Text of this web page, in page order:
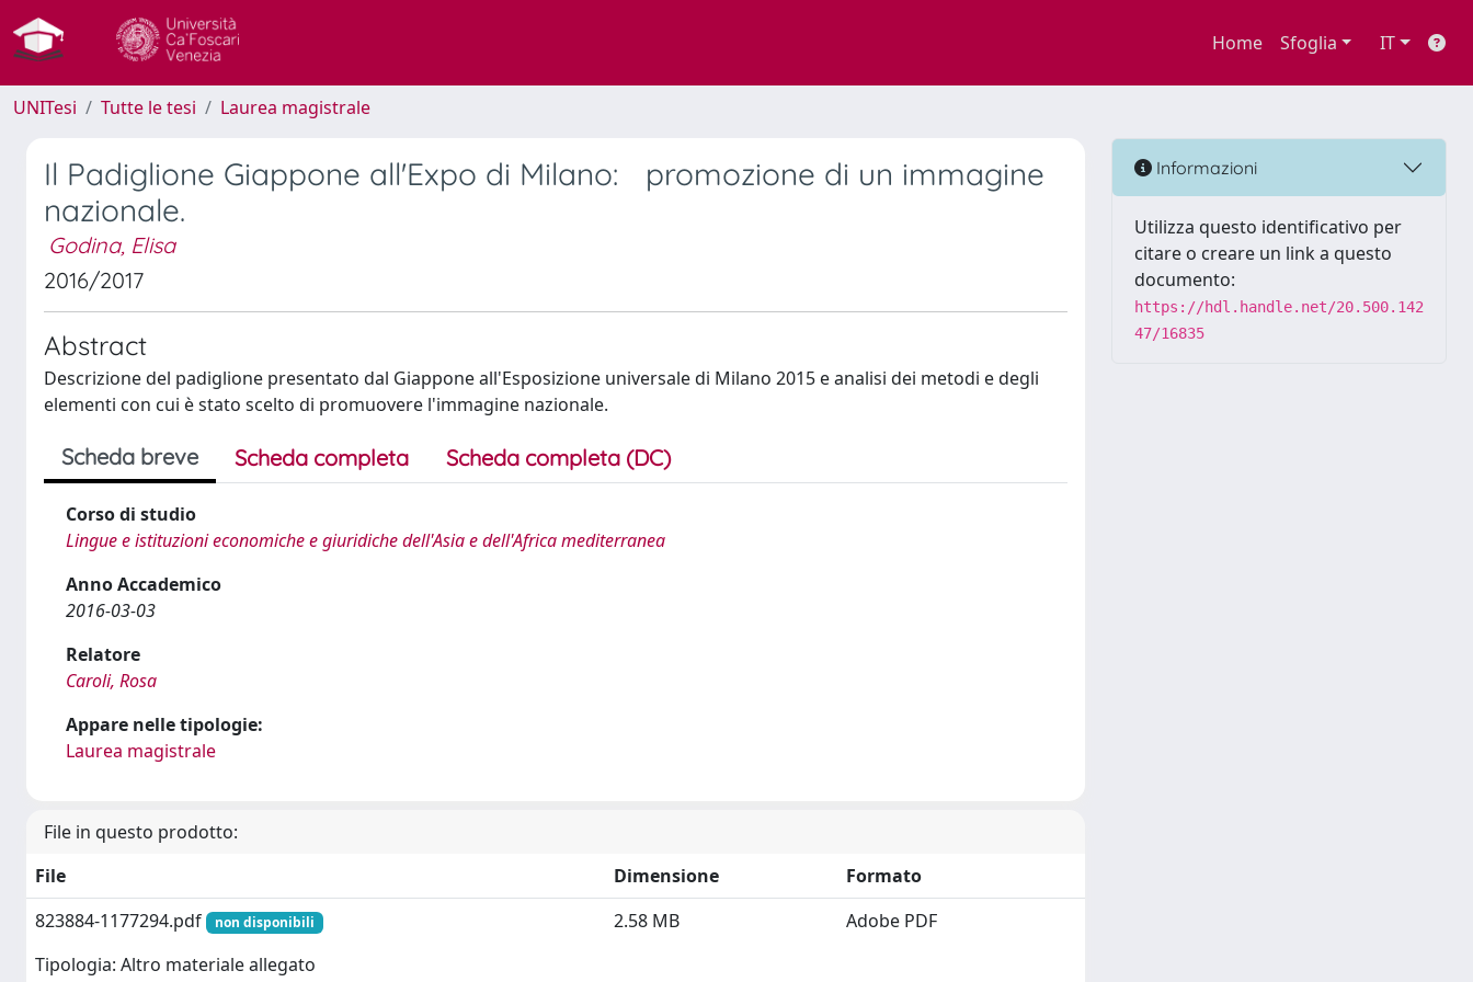
Home Sfoglia IT
UNITesi Tutte le tesi Laurea magistrale
Il Padiglione Giappone all'Expo di Milano: promozione di un immagine
nazionale.
Godina, Elisa
2016/2017
Abstract
Descrizione del padiglione presentato dal Giappone all'Esposizione universale di Milano 2015 e analisi dei metodi e degli
elementi con cui è stato scelto di promuovere l'immagine nazionale.
Scheda breve Scheda completa Scheda completa (DC)
Corso di studio
Lingue e istituzioni economiche e giuridiche dell'Asia e dell'Africa mediterranea
Anno Accademico
2016-03-03
Relatore
Caroli, Rosa
Appare nelle tipologie:
Laurea magistrale
File in questo prodotto:
File
Dimensione
Formato
823884-1177294.pdf
non disponibili
Tipologia: Altro materiale allegato
2.58 MB Adobe PDF
Informazioni
Utilizza questo identificativo per
citare o creare un link a questo
documento:
https://hdl.handle.net/20.500.142
47/16835